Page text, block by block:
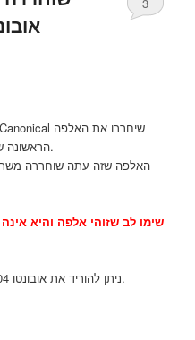
אובונטו 10.04
3
הראשונה של אובונטו 10.04 (כאמור, שונר צלול).
שימו לב שזוהי אלפה והיא
ניתן להוריד את אובונטו 10.04 (שונר צלול) אלפה ראשונה מכאן.